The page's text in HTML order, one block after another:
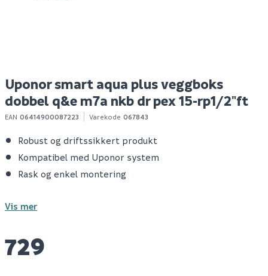
Uponor smart aqua plus veggboks
dobbel q&e m7a nkb dr pex 15-rp1/2"ft
EAN 06414900087223 Varekode 067843
Robust og driftssikkert produkt
Kompatibel med Uponor system
Rask og enkel montering
Vis mer
729